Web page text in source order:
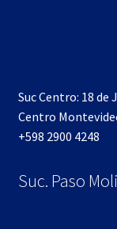
Suc Centro: 18 de
Centro
+598 2900 4248
Suc. Paso